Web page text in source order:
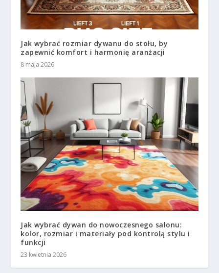
Jak wybrać rozmiar dywanu do stołu, by
zapewnić komfort i harmonię aranżacji
8 maja 2026
Jak wybrać dywan do nowoczesnego salonu:
kolor, rozmiar i materiały pod kontrolą stylu i
funkcji
23 kwietnia 2026